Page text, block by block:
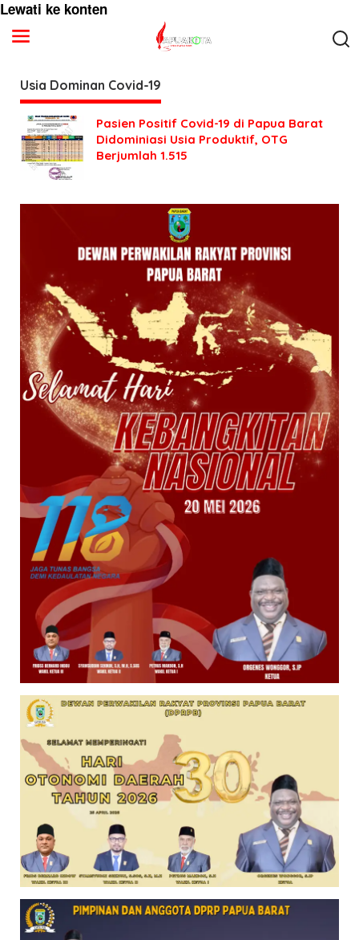
Lewati ke konten
Usia Dominan Covid-19
Pasien Positif Covid-19 di Papua Barat
Didominiasi Usia Produktif, OTG
Berjumlah 1.515